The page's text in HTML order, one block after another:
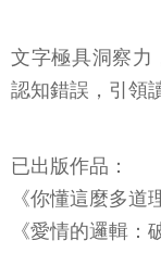
文字極具洞察力
認知錯誤，引領
已出版作品：
《你懂這麼多道
《愛情的邏輯：